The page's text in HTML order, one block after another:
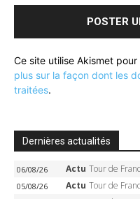
Ce site utilise Akismet
plus sur la façon dont les
traitées.
Dernières actualités
06/08/26 Actu Tour de France Femmes 2026,
05/08/26 Actu Tour de France Femmes 2026, étape